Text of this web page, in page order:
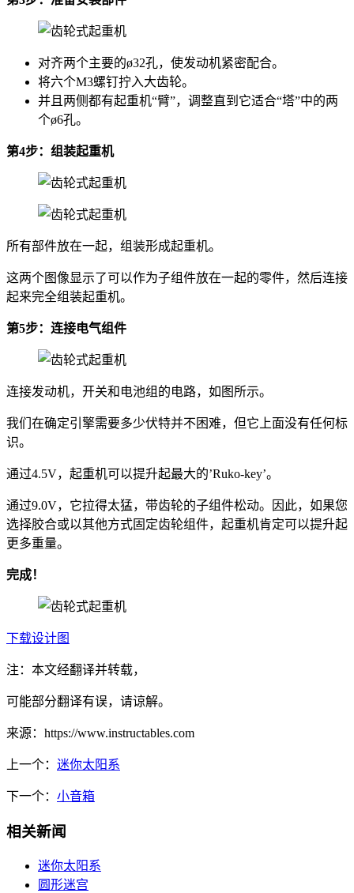
对齐两个主要的ø32孔，使发动机紧密配合。
将六个M3螺钉拧入大齿轮。
并且两侧都有起重机“臂”，调整直到它适合“塔”中的两
个ø6孔。
第4步：组装起重机
所有部件放在一起，组装形成起重机。
这两个图像显示了可以作为子组件放在一起的零件，然后连接
起来完全组装起重机。
第5步：连接电气组件
连接发动机，开关和电池组的电路，如图所示。
我们在确定引擎需要多少伏特并不困难，但它上面没有任何标
识。
通过4.5V，起重机可以提升起最大的’Ruko-key’。
通过9.0V，它拉得太猛，带齿轮的子组件松动。因此，如果您
选择胶合或以其他方式固定齿轮组件，起重机肯定可以提升起
更多重量。
完成！
下载设计图
注：本文经翻译并转载，
可能部分翻译有误，请谅解。
来源：https://www.instructables.com
上一个： 迷你太阳系
下一个： 小音箱
相关新闻
迷你太阳系
圆形迷宫